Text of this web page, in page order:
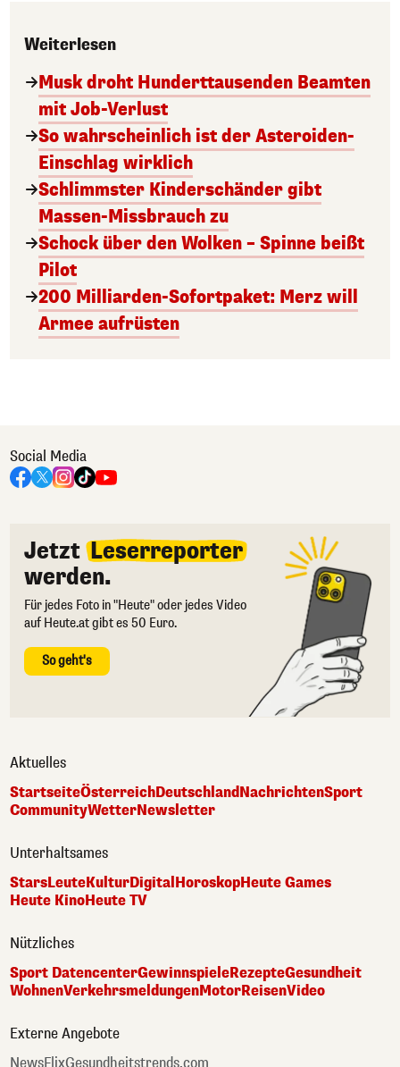
Weiterlesen
Musk droht Hunderttausenden Beamten
mit Job-Verlust
So wahrscheinlich ist der Asteroiden-
Einschlag wirklich
Schlimmster Kinderschänder gibt
Massen-Missbrauch zu
Schock über den Wolken – Spinne beißt
Pilot
200 Milliarden-Sofortpaket: Merz will
Armee aufrüsten
Social Media
Jetzt Leserreporter
werden.
Für jedes Foto in "Heute" oder jedes Video
auf Heute.at gibt es 50 Euro.
So geht's
Aktuelles
StartseiteÖsterreichDeutschlandNachrichtenSport
CommunityWetterNewsletter
Unterhaltsames
StarsLeuteKulturDigital HoroskopHeute Games
Heute KinoHeute TV
Nützliches
Sport DatencenterGewinnspieleRezepteGesundheit
WohnenVerkehrsmeldungenMotorReisenVideo
Externe Angebote
NewsFlixGesundheitstrends.com